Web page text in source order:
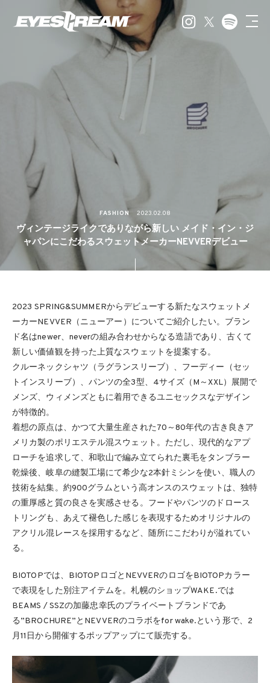
FASHION 2023.02.08
ヴィンテージライクでありながら新しい メイド・イン・ジ
ャパンにこだわるスウェットメーカーNEVVERデビュー
2023 SPRING&SUMMERからデビューする新たなスウェットメ
ーカーNEVVER（ニューアー）についてご紹介したい。ブラン
ド名はnewer、neverの組み合わせからなる造語であり、古くて
新しい価値観を持った上質なスウェットを提案する。
クルーネックシャツ（ラグランスリーブ）、フーディー（セッ
トインスリーブ）、パンツの全3型、4サイズ（M～XXL）展開で
メンズ、ウィメンズともに着用できるユニセックスなデザイン
が特徴的。
着想の原点は、かつて大量生産された70～80年代の古き良きア
メリカ製のポリエステル混スウェット。ただし、現代的なアプ
ローチを追求して、和歌山で編み立てられた裏毛をタンブラー
乾燥後、岐阜の縫製工場にて希少な2本針ミシンを使い、職人の
技術を結集。約900グラムという高オンスのスウェットは、独特
の重厚感と質の良さを実感させる。フードやパンツのドロース
トリングも、あえて褪色した感じを表現するためオリジナルの
アクリル混レースを採用するなど、随所にこだわりが溢れてい
る。
BIOTOPでは、BIOTOPロゴとNEVVERのロゴをBIOTOPカラー
で表現をした別注アイテムを。札幌のショップWAKE.では
BEAMS / SSZの加藤忠幸氏のプライベートブランドであ
る”BROCHURE”とNEVVERのコラボをfor wake.という形で、2
月11日から開催するポップアップにて販売する。